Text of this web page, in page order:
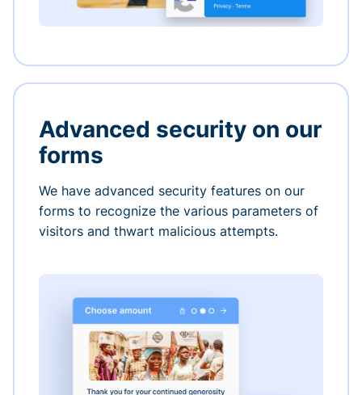
Advanced security on our
forms
We have advanced security features on our
forms to recognize the various parameters of
visitors and thwart malicious attempts.